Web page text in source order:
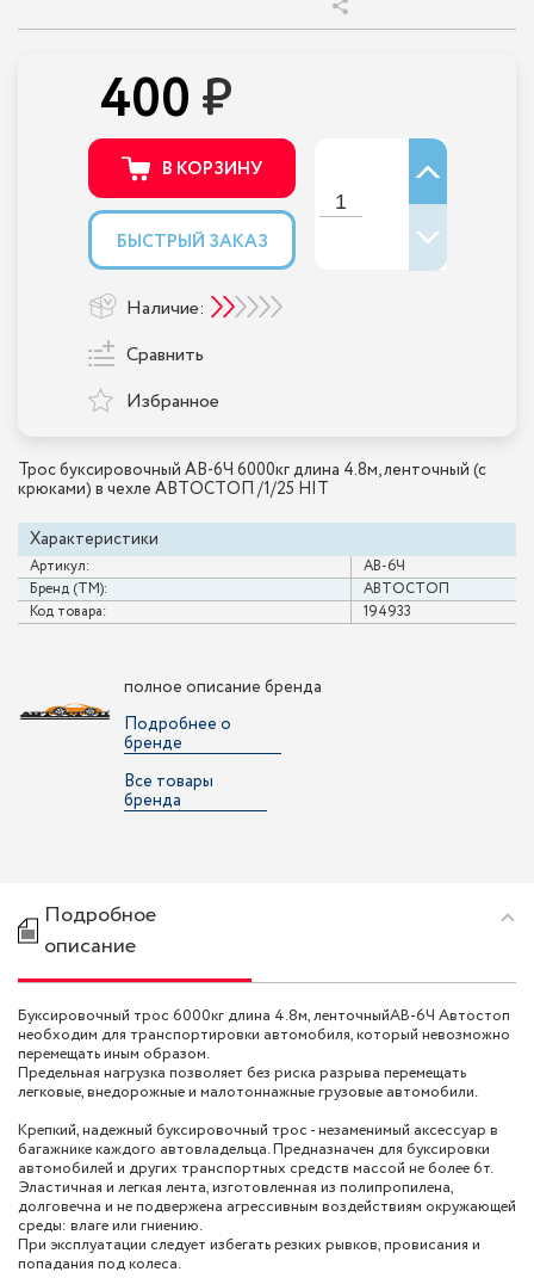
Трос буксировочный AB-6Ч 6000кг длина 4.8м, ленточный (с
крюками) в чехле АВТОСТОП /1/25 HIT
Характеристики
Артикул:
AB-6Ч
Бренд (ТМ):
АВТОСТОП
Код товара:
194933
400
В КОРЗИНУ
БЫСТРЫЙ ЗАКАЗ
Наличие:
Сравнить
Избранное
полное описание бренда
Подробнее о
бренде
Все товары
бренда
Подробное
описание
Буксировочный трос 6000кг длина 4.8м, ленточныйAB-6Ч Автостоп
необходим для транспортировки автомобиля, который невозможно
перемещать иным образом.
Предельная нагрузка позволяет без риска разрыва перемещать
легковые, внедорожные и малотоннажные грузовые автомобили.
Крепкий, надежный буксировочный трос - незаменимый аксессуар в
багажнике каждого автовладельца. Предназначен для буксировки
автомобилей и других транспортных средств массой не более 6т.
Эластичная и легкая лента, изготовленная из полипропилена,
долговечна и не подвержена агрессивным воздействиям окружающей
среды: влаге или гниению.
При эксплуатации следует избегать резких рывков, провисания и
попадания под колеса.